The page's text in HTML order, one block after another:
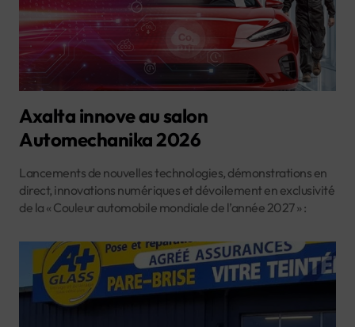
Axalta innove au salon
Automechanika 2026
Lancements de nouvelles technologies, démonstrations en
direct, innovations numériques et dévoilement en exclusivité
de la « Couleur automobile mondiale de l’année 2027 » :